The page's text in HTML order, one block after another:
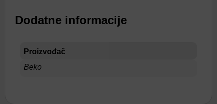
Dodatne informacije
Proizvođač
Beko